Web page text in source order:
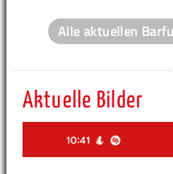
Alle aktuellen
Aktuelle Bilder